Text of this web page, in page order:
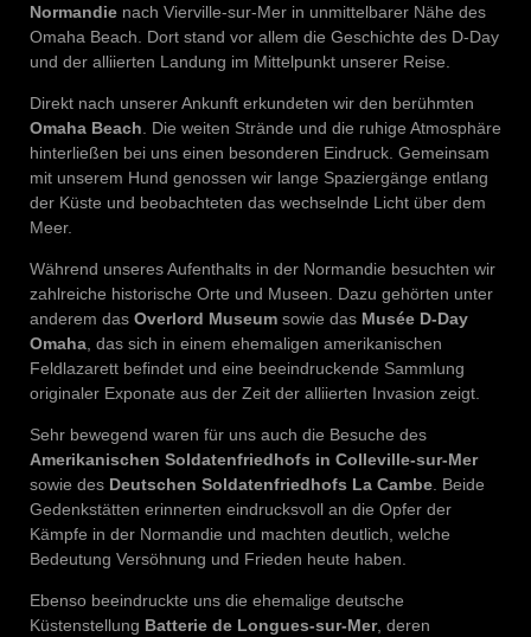
Normandie nach Vierville-sur-Mer in unmittelbarer Nähe des
Omaha Beach. Dort stand vor allem die Geschichte des D-Day
und der alliierten Landung im Mittelpunkt unserer Reise.
Direkt nach unserer Ankunft erkundeten wir den berühmten
Omaha Beach . Die weiten Strände und die ruhige Atmosphäre
hinterließen bei uns einen besonderen Eindruck. Gemeinsam
mit unserem Hund genossen wir lange Spaziergänge entlang
der Küste und beobachteten das wechselnde Licht über dem
Meer.
Während unseres Aufenthalts in der Normandie besuchten wir
zahlreiche historische Orte und Museen. Dazu gehörten unter
anderem das Overlord Museum sowie das Musée D-Day
Omaha , das sich in einem ehemaligen amerikanischen
Feldlazarett befindet und eine beeindruckende Sammlung
originaler Exponate aus der Zeit der alliierten Invasion zeigt.
Sehr bewegend waren für uns auch die Besuche des
Amerikanischen Soldatenfriedhofs in Colleville-sur-Mer
sowie des Deutschen Soldatenfriedhofs La Cambe . Beide
Gedenkstätten erinnerten eindrucksvoll an die Opfer der
Kämpfe in der Normandie und machten deutlich, welche
Bedeutung Versöhnung und Frieden heute haben.
Ebenso beeindruckte uns die ehemalige deutsche
Küstenstellung Batterie de Longues-sur-Mer, deren